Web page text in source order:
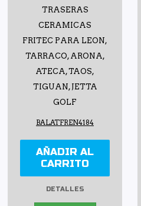
TRASERAS
CERAMICAS
FRITEC PARA LEON,
TARRACO, ARONA,
ATECA, TAOS,
TIGUAN, JETTA
GOLF
BALATFREN4184
AÑADIR AL
CARRITO
DETALLES